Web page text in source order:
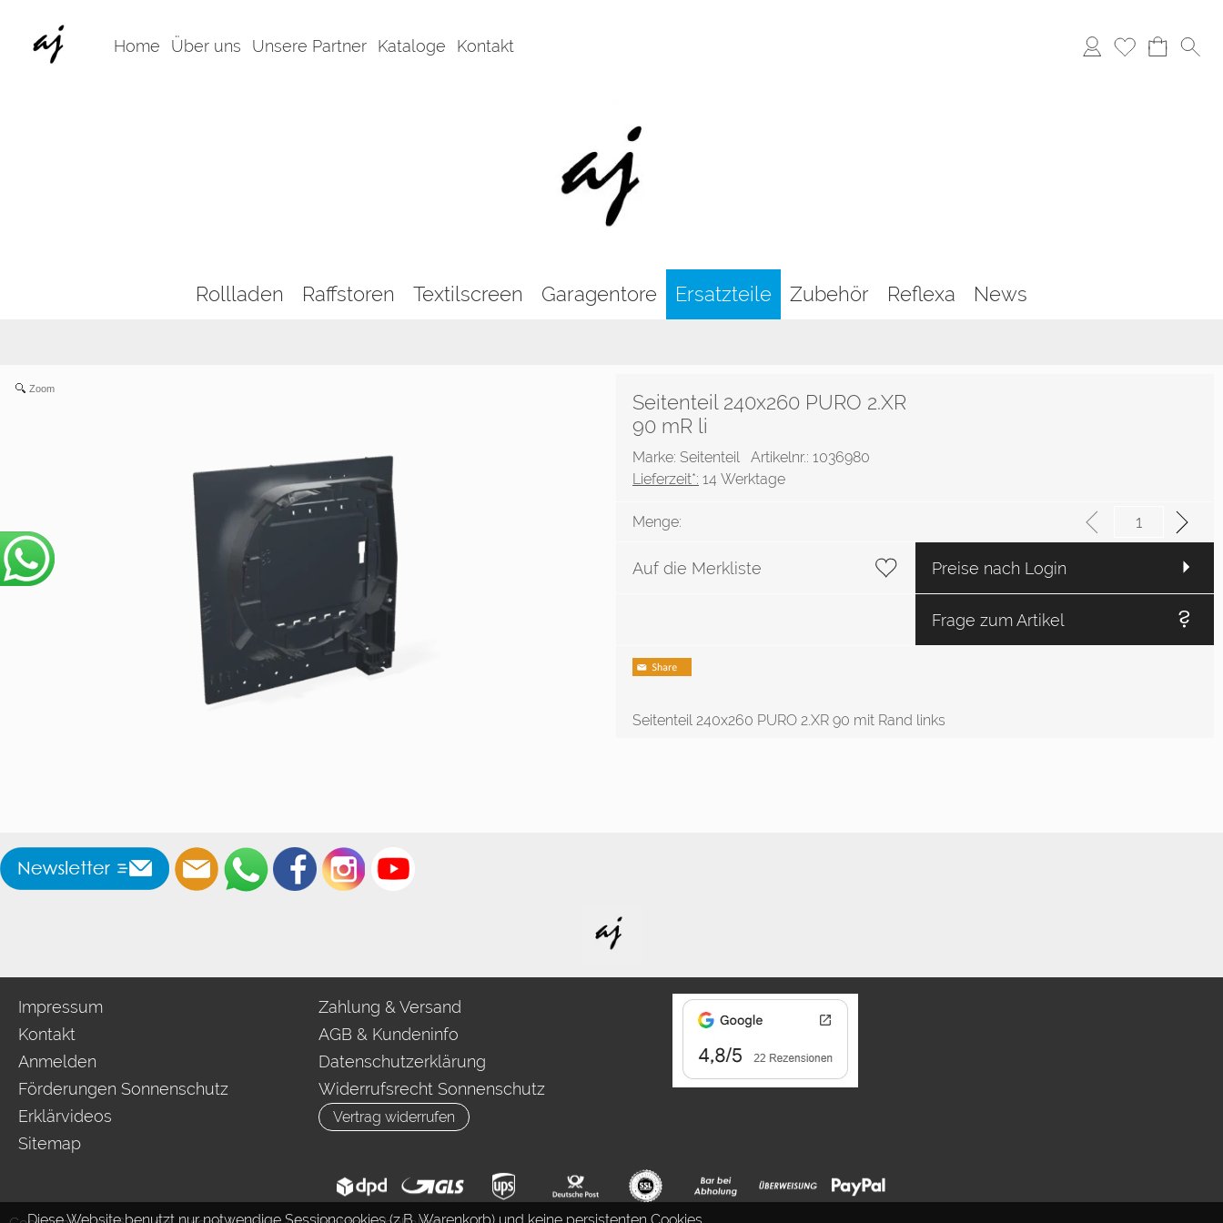
Home Über uns Unsere Partner Kataloge Kontakt
Rollladen Raffstoren Textilscreen Garagentore Ersatzteile Zubehör Reflexa News
Zoom
Seitenteil 240x260 PURO 2.XR
90 mR li
Marke: Seitenteil Artikelnr.: 1036980
Lieferzeit*: 14 Werktage
Menge:
Auf die Merkliste Preise nach Login
Frage zum Artikel
Seitenteil 240x260 PURO 2.XR 90 mit Rand links
Impressum
Kontakt
Anmelden
Förderungen Sonnenschutz
Erklärvideos
Sitemap
Zahlung & Versand
AGB & Kundeninfo
Datenschutzerklärung
Widerrufsrecht Sonnenschutz
Vertrag widerrufen